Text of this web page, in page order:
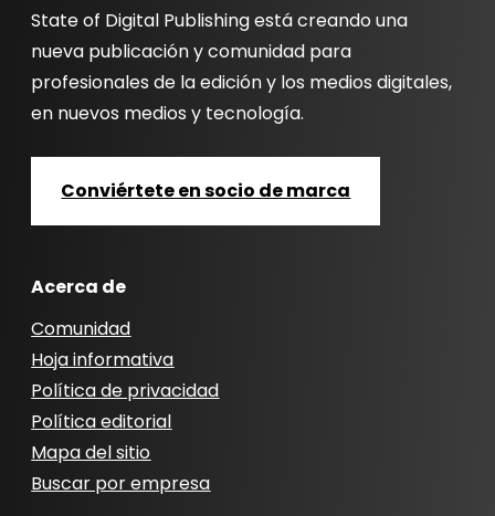
State of Digital Publishing está creando una
nueva publicación y comunidad para
profesionales de la edición y los medios digitales,
en nuevos medios y tecnología.
Conviértete en socio de marca
Acerca de
Comunidad
Hoja informativa
Política de privacidad
Política editorial
Mapa del sitio
Buscar por empresa